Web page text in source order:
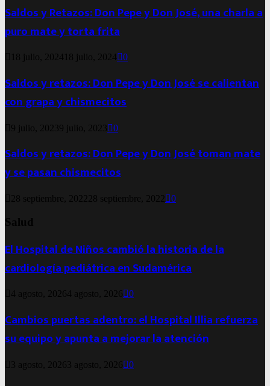
Saldos y Retazos: Don Pepe y Don José, una charla a
puro mate y torta frita
18 julio, 2024 18 julio, 2024 0
Saldos y retazos: Don Pepe y Don José se calientan
con grapa y chismecitos
9 julio, 20239 julio, 2023 0
Saldos y retazos: Don Pepe y Don José toman mate
y se pasan chismecitos
28 septiembre, 2022 28 septiembre, 2022 0
Salud
El Hospital de Niños cambió la historia de la
cardiología pediátrica en Sudamérica
4 agosto, 20264 agosto, 2026 0
Cambios puertas adentro: el Hospital Illia refuerza
su equipo y apunta a mejorar la atención
3 agosto, 2026 3 agosto, 2026 0